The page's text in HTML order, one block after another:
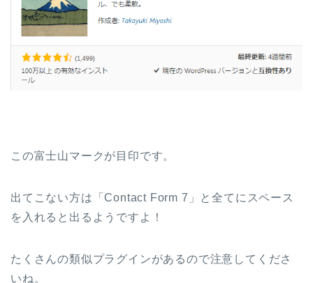
この富士山マークが目印です。
出てこない方は「Contact Form 7」と全てにスペース
を入れると出るようですよ！
たくさんの類似プラグインがあるので注意 してくださ
いね。